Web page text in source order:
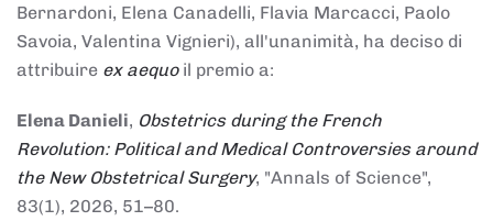
Bernardoni, Elena Canadelli, Flavia Marcacci, Paolo
Savoia, Valentina Vignieri), all'unanimità, ha deciso di
attribuire ex aequoil premio a:
Elena Danieli, Obstetrics during the French
Revolution: Political and Medical Controversies around
the New Obstetrical Surgery, "Annals of Science",
83(1), 2026, 51–80.